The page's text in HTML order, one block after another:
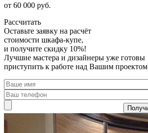
от 60 000 руб.
Рассчитать
Оставьте заявку на расчёт
стоимости шкафа-купе,
и получите скидку 10%!
Лучшие мастера и дизайнеры уже готовы
приступить к работе над Вашим проектом